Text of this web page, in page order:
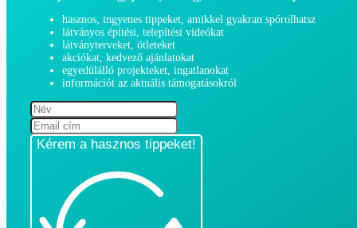
hasznos, ingyenes tippeket, amikkel gyakran spórolhatsz
látványos építési, telepítési videókat
látványterveket, ötleteket
akciókat, kedvező ajánlatokat
egyedülálló projekteket, ingatlanokat
információt az aktuális támogatásokról
Kérem a hasznos tippeket!